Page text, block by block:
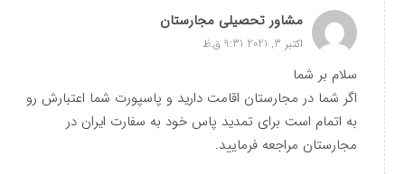
مشاور تحصیلی مجارستان
اکتبر 3, 2021 9:31 ق.ظ
سلام بر شما
اگر شما در مجارستان اقامت دارید و پاسپورت شما اعتبارش رو
به اتمام است برای تمدید پاس خود به سفارت ایران در
مجارستان مراجعه فرمایید.